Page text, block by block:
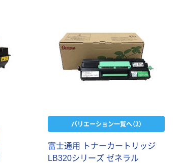
バリエーション一覧へ（2）
富士通用 トナーカートリッジ
LB320シリーズ ゼネラル